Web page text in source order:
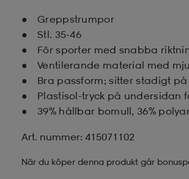
Greppstrumpor
Stl. 35-46
För sporter med snabba
Ventilerande material med
Bra passform; sitter stadigt
Plastisol-tryck på undersidan
39% hållbar bomull, 36%
Art. nummer: 415071102
När du köper denna produkt går